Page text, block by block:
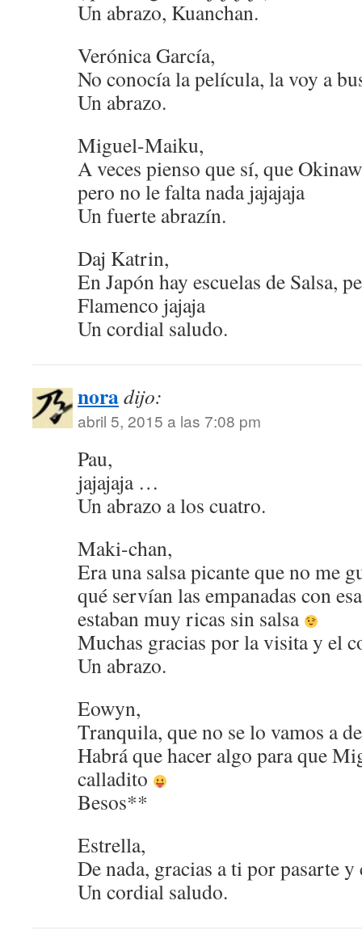
Un abrazo, Kuanchan.
Verónica García,
No conocía la película, la voy a
Un abrazo.
Miguel-Maiku,
A veces pienso que sí, que
pero no le falta nada jajajaja
Un fuerte abrazín.
Daj Katrin,
En Japón hay escuelas de Salsa,
Flamenco jajaja
Un cordial saludo.
noradijo:
abril 5, 2015 a las 7:08 pm
Pau,
jajajaja …
Un abrazo a los cuatro.
Maki-chan,
Era una salsa picante que no me
qué servían las empanadas con
estaban muy ricas sin salsa
Muchas gracias por la visita y el
Un abrazo.
Eowyn,
Tranquila, que no se lo vamos a
Habrá que hacer algo para que
calladito
Besos**
Estrella,
De nada, gracias a ti por pasarte y
Un cordial saludo.